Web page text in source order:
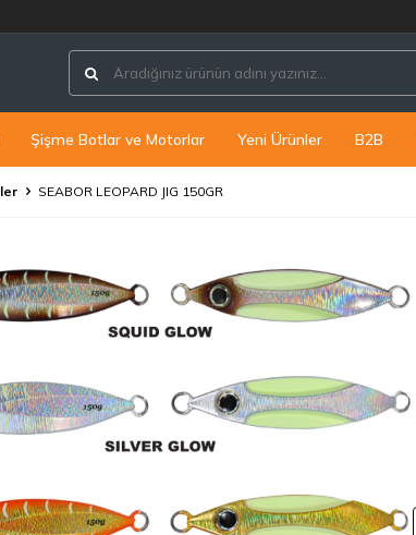
Şişme Botlar ve Motorlar Yeni Ürünler B2B
SEABOR LEOPARD JIG 150GR